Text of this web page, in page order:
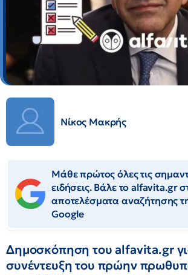
Νίκος Μακρής
Μάθε πρώτος όλες τις
ειδήσεις. Βάλε το alfavita.gr
αποτελέσματα αναζήτησης
Google
Δημοσκόπηση του alfavita.gr
συνέντευξη του πρώην